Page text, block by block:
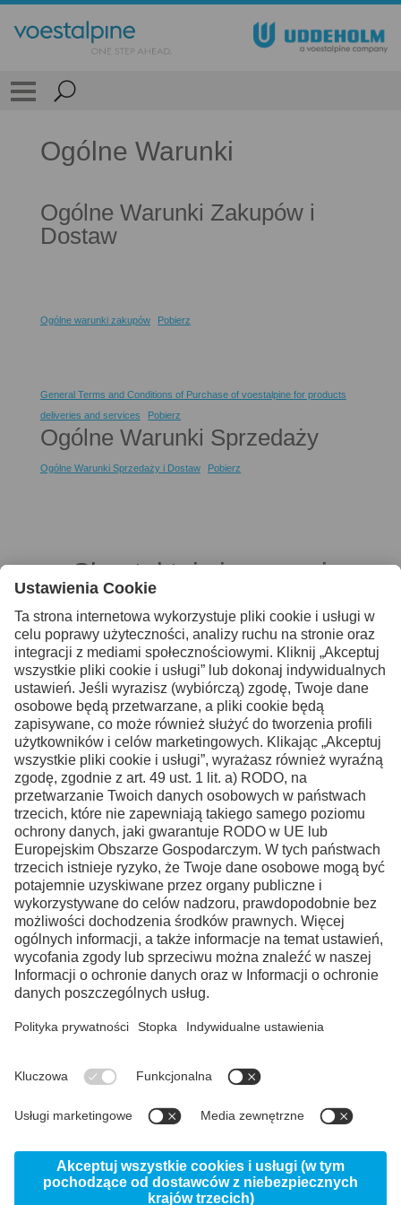
Ogólne Warunki
Ogólne Warunki Zakupów i
Dostaw
Ogólne warunki zakupów Pobierz
General Terms and Conditions of Purchase of voestalpine for products
deliveries and services
Pobierz
Ogólne Warunki Sprzedaży
Ogólne Warunki Sprzedaży i Dostaw Pobierz
Skontaktuj się z nami
po więcej informacji
Kontakt
Facebook
Instagram